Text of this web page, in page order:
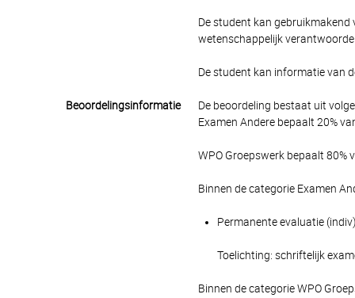
De student kan
wetenschappelijk
De student kan informatie van
Beoordelingsinformatie
De beoordeling bestaat uit
Examen Andere bepaalt 20%
WPO Groepswerk bepaalt 80%
Binnen de categorie Examen
Permanente evaluatie
Toelichting: schriftelijk
Binnen de categorie WPO